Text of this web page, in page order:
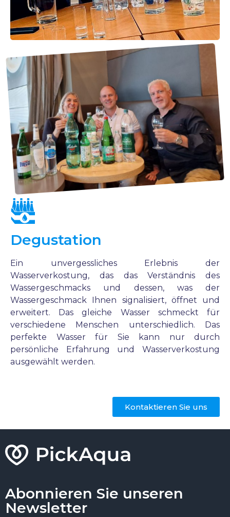
Degustation
Ein unvergessliches Erlebnis der
Wasserverkostung, das das Verständnis des
Wassergeschmacks und dessen, was der
Wassergeschmack Ihnen signalisiert, öffnet und
erweitert. Das gleiche Wasser schmeckt für
verschiedene Menschen unterschiedlich. Das
perfekte Wasser für Sie kann nur durch
persönliche Erfahrung und Wasserverkostung
ausgewählt werden.
Kontaktieren Sie uns
Abonnieren Sie unseren
Newsletter